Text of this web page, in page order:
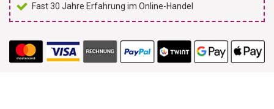
Fast 30 Jahre Erfahrung im Online-Handel